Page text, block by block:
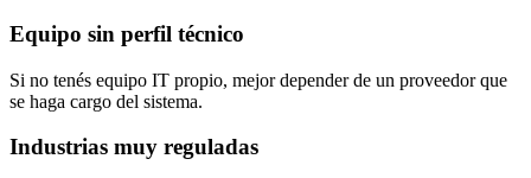
Equipo sin perfil técnico
Si no tenés equipo IT propio, mejor depender de un proveedor que
se haga cargo del sistema.
Industrias muy reguladas